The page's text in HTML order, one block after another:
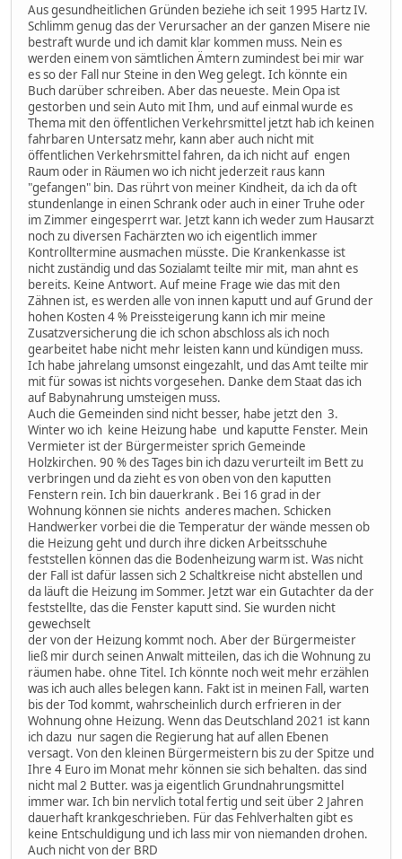
Aus gesundheitlichen Gründen beziehe ich seit 1995 Hartz IV.
Schlimm genug das der Verursacher an der ganzen Misere nie
bestraft wurde und ich damit klar kommen muss. Nein es
werden einem von sämtlichen Ämtern zumindest bei mir war
es so der Fall nur Steine in den Weg gelegt. Ich könnte ein
Buch darüber schreiben. Aber das neueste. Mein Opa ist
gestorben und sein Auto mit Ihm, und auf einmal wurde es
Thema mit den öffentlichen Verkehrsmittel jetzt hab ich keinen
fahrbaren Untersatz mehr, kann aber auch nicht mit
öffentlichen Verkehrsmittel fahren, da ich nicht auf engen
Raum oder in Räumen wo ich nicht jederzeit raus kann
"gefangen" bin. Das rührt von meiner Kindheit, da ich da oft
stundenlange in einen Schrank oder auch in einer Truhe oder
im Zimmer eingesperrt war. Jetzt kann ich weder zum Hausarzt
noch zu diversen Fachärzten wo ich eigentlich immer
Kontrolltermine ausmachen müsste. Die Krankenkasse ist
nicht zuständig und das Sozialamt teilte mir mit, man ahnt es
bereits. Keine Antwort. Auf meine Frage wie das mit den
Zähnen ist, es werden alle von innen kaputt und auf Grund der
hohen Kosten 4 % Preissteigerung kann ich mir meine
Zusatzversicherung die ich schon abschloss als ich noch
gearbeitet habe nicht mehr leisten kann und kündigen muss.
Ich habe jahrelang umsonst eingezahlt, und das Amt teilte mir
mit für sowas ist nichts vorgesehen. Danke dem Staat das ich
auf Babynahrung umsteigen muss.
Auch die Gemeinden sind nicht besser, habe jetzt den 3.
Winter wo ich keine Heizung habe und kaputte Fenster. Mein
Vermieter ist der Bürgermeister sprich Gemeinde
Holzkirchen. 90 % des Tages bin ich dazu verurteilt im Bett zu
verbringen und da zieht es von oben von den kaputten
Fenstern rein. Ich bin dauerkrank . Bei 16 grad in der
Wohnung können sie nichts anderes machen. Schicken
Handwerker vorbei die die Temperatur der wände messen ob
die Heizung geht und durch ihre dicken Arbeitsschuhe
feststellen können das die Bodenheizung warm ist. Was nicht
der Fall ist dafür lassen sich 2 Schaltkreise nicht abstellen und
da läuft die Heizung im Sommer. Jetzt war ein Gutachter da der
feststellte, das die Fenster kaputt sind. Sie wurden nicht
gewechselt
der von der Heizung kommt noch. Aber der Bürgermeister
ließ mir durch seinen Anwalt mitteilen, das ich die Wohnung zu
räumen habe. ohne Titel. Ich könnte noch weit mehr erzählen
was ich auch alles belegen kann. Fakt ist in meinen Fall, warten
bis der Tod kommt, wahrscheinlich durch erfrieren in der
Wohnung ohne Heizung. Wenn das Deutschland 2021 ist kann
ich dazu nur sagen die Regierung hat auf allen Ebenen
versagt. Von den kleinen Bürgermeistern bis zu der Spitze und
Ihre 4 Euro im Monat mehr können sie sich behalten. das sind
nicht mal 2 Butter. was ja eigentlich Grundnahrungsmittel
immer war. Ich bin nervlich total fertig und seit über 2 Jahren
dauerhaft krankgeschrieben. Für das Fehlverhalten gibt es
keine Entschuldigung und ich lass mir von niemanden drohen.
Auch nicht von der BRD